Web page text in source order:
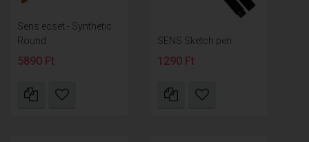
Sens ecset - Synthetic
Round
5890 Ft
SENS Sketch pen
1290 Ft